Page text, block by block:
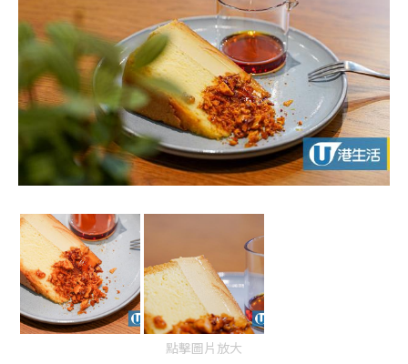
點擊圖片放大